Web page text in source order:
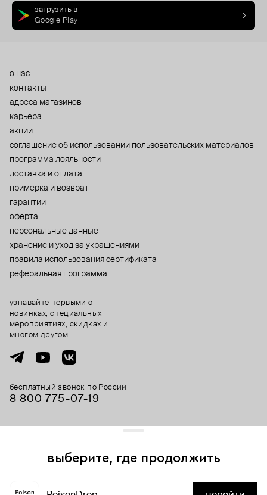
загрузить в
Google Play
о нас
контакты
адреса магазинов
карьера
акции
cоглашение об использовании пользовательских материалов
программа лояльности
доставка и оплата
примерка и возврат
гарантии
оферта
персональные данные
хранение и уход за украшениями
правила использования сертификата
реферальная программа
бесплатный звонок по России
8 800 775⁠-07⁠-19
узнавайте первыми о
новинках, специальных
мероприятиях, скидках и
многом другом
выберите, где продолжить
и сервисы аналитики. Продолжая его использование,